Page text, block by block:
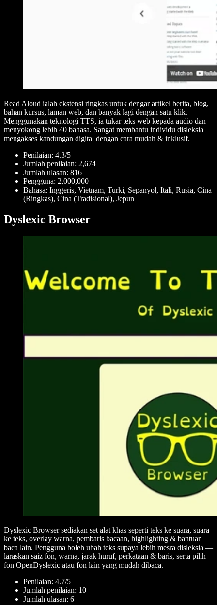
Read Aloud ialah ekstensi ringkas untuk dengar artikel berita, blog,
bahan kursus, laman web, dan banyak lagi dengan satu klik.
Menggunakan teknologi TTS, ia tukar teks web kepada audio dan
menyokong lebih 40 bahasa. Sangat membantu individu disleksia
mengakses kandungan digital dengan cara mudah & inklusif.
Penilaian: 4.3/5
Jumlah penilaian: 2,674
Jumlah ulasan: 816
Pengguna: 2,000,000+
Bahasa: Inggeris, Vietnam, Turki, Sepanyol, Itali, Rusia, Cina
(Ringkas), Cina (Tradisional), Jepun
Dyslexic Browser
Dyslexic Browser sediakan set alat khas seperti teks ke suara, suara
ke teks, overlay warna, pembaris bacaan, highlighting & bantuan
baca lain. Pengguna boleh ubah teks supaya lebih mesra disleksia —
laraskan saiz fon, warna, jarak huruf, perkataan & baris, serta pilih
fon OpenDyslexic atau fon lain yang mudah dibaca.
Penilaian: 4.7/5
Jumlah penilaian: 10
Jumlah ulasan: 6